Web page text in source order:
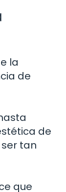
la
de
de
tan
que